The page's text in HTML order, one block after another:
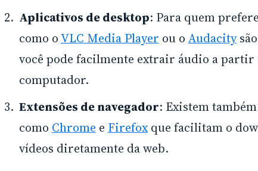
Aplicativos de desktop: Para quem
como oVLC Media Player ou o Audacity
você pode facilmente extrair áudio a partir
computador.
Extensões de navegador: Existem
como Chrome e Firefoxque facilitam o
vídeos diretamente da web.